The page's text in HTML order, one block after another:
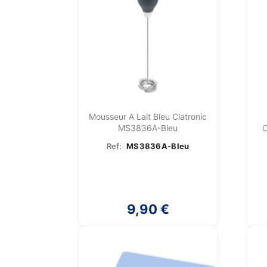
Mousseur A Lait Bleu Clatronic
MS3836A-Bleu
Ref: MS3836A-Bleu
9,90 €